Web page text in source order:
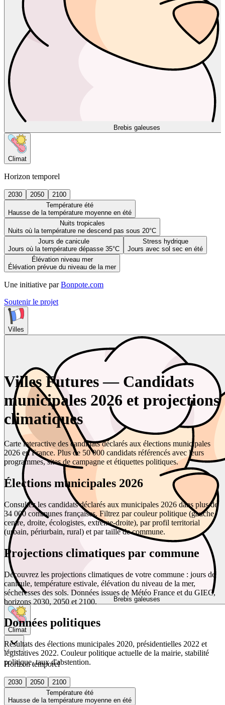
Brebis galeuses
Climat
Horizon temporel
2030 2050
2100
Température été
Hausse de la température moyenne en été
Nuits tropicales
Nuits où la température ne descend pas sous 20°C
Jours de canicule
Jours où la température dépasse 35°C
Stress hydrique
Jours avec sol sec en été
Élévation niveau mer
Élévation prévue du niveau de la mer
Une initiative par Bonpote.com
Soutenir le projet
Villes
Brebis galeuses
Climat
Horizon temporel
2030 2050
2100
Température été
Hausse de la température moyenne en été
Villes Futures — Candidats
municipales 2026 et projections
climatiques
Carte interactive des candidats déclarés aux élections municipales
2026 en France. Plus de 50 000 candidats référencés avec leurs
programmes, sites de campagne et étiquettes politiques.
Élections municipales 2026
Consultez les candidats déclarés aux municipales 2026 dans plus de
34 000 communes françaises. Filtrez par couleur politique (gauche,
centre, droite, écologistes, extrême-droite), par profil territorial
(urbain, périurbain, rural) et par taille de commune.
Projections climatiques par commune
Découvrez les projections climatiques de votre commune : jours de
canicule, température estivale, élévation du niveau de la mer,
sécheresses des sols. Données issues de Météo France et du GIEC,
horizons 2030, 2050 et 2100.
Données politiques
Résultats des élections municipales 2020, présidentielles 2022 et
législatives 2022. Couleur politique actuelle de la mairie, stabilité
politique, taux d'abstention.